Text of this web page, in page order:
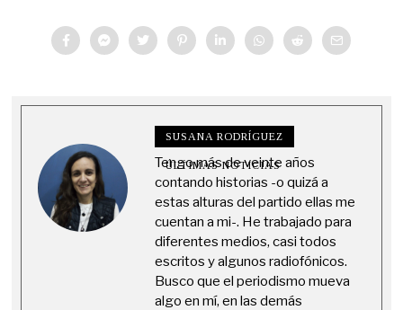
SUSANA RODRÍGUEZ
ÚLTIMAS NOTICIAS
Tengo más de veinte años
contando historias -o quizá a
estas alturas del partido ellas me
cuentan a mi-. He trabajado para
diferentes medios, casi todos
escritos y algunos radiofónicos.
Busco que el periodismo mueva
algo en mí, en las demás